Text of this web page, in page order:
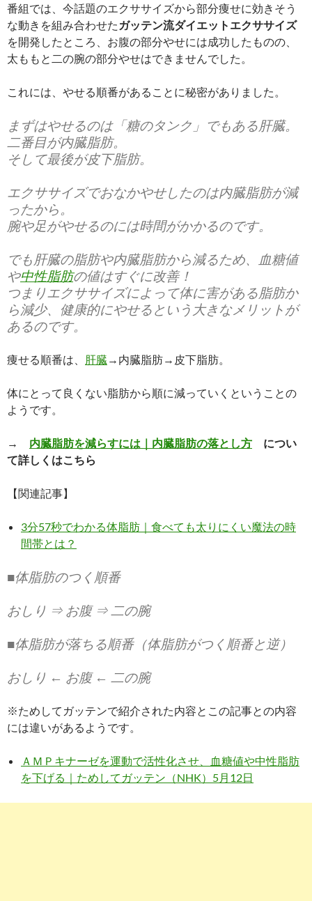
番組では、今話題のエクササイズから部分痩せに効きそう
な動きを組み合わせた ガッテン流ダイエットエクササイズ
を開発したところ、お腹の部分やせには成功したものの、
太ももと二の腕の部分やせはできませんでした。
これには、やせる順番があることに秘密がありました。
まずはやせるのは「糖のタンク」でもある肝臓。
二番目が内臓脂肪。
そして最後が皮下脂肪。
エクササイズでおなかやせしたのは内臓脂肪が減
ったから。
腕や足がやせるのには時間がかかるのです。
でも肝臓の脂肪や内臓脂肪から減るため、
血糖値
や中性脂肪の値はすぐに改善！
つまりエクササイズによって体に害がある脂肪か
ら減少、健康的にやせるという大きなメリットが
あるのです。
痩せる順番は、 肝臓 →内臓脂肪→皮下脂肪。
体にとって良くない脂肪から順に減っていくということの
ようです。
→ 内臓脂肪を減らすには｜内臓脂肪の落とし方 につい
て詳しくはこちら
【関連記事】
3分57秒でわかる体脂肪｜食べても太りにくい魔法の時
間帯とは？
■体脂肪のつく順番
おしり ⇒ お腹 ⇒ 二の腕
■体脂肪が落ちる順番（体脂肪がつく順番と逆）
おしり ← お腹 ← 二の腕
※ためしてガッテンで紹介された内容とこの記事との内容
には違いがあるようです。
ＡＭＰキナーゼを運動で活性化させ、血糖値や中性脂肪
を下げる｜ためしてガッテン（NHK）5月12日